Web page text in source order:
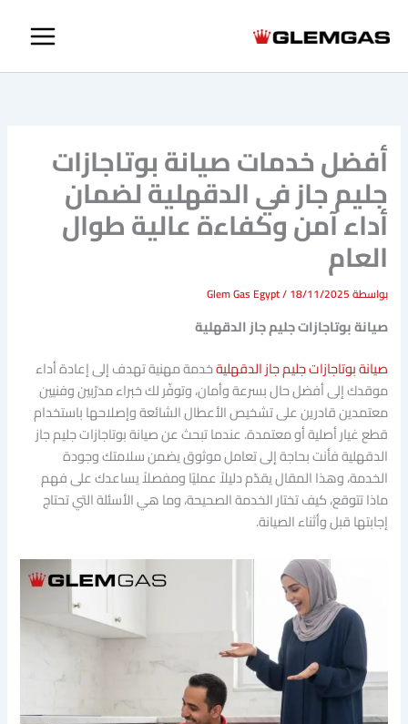
أفضل خدمات صيانة بوتاجازات
جليم جاز في الدقهلية لضمان
أداء آمن وكفاءة عالية طوال
العام
بواسطة Glem Gas Egypt/18/11/2025
صيانة بوتاجازات جليم جاز الدقهلية
صيانة بوتاجازات جليم جاز الدقهليةخدمة مهنية تهدف إلى إعادة أداء
موقدك إلى أفضل حال بسرعة وأمان، وتوفّر لك خبراء مدرّبين وفنيين
معتمدين قادرين على تشخيص الأعطال الشائعة وإصلاحها باستخدام
قطع غيار أصلية أو معتمدة. عندما تبحث عن صيانة بوتاجازات جليم جاز
الدقهلية فأنت بحاجة إلى تعامل موثوق يضمن سلامتك وجودة
الخدمة، وهذا المقال يقدّم دليلاً عمليًا ومفصلاً يساعدك على فهم
ماذا تتوقع، كيف تختار الخدمة الصحيحة، وما هي الأسئلة التي تحتاج
إجابتها قبل وأثناء الصيانة.